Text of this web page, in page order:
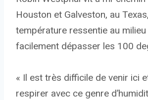
Houston et Galveston, au
température ressentie au milieu
facilement dépasser les 100
« Il est très difficile de venir ici
respirer avec ce genre